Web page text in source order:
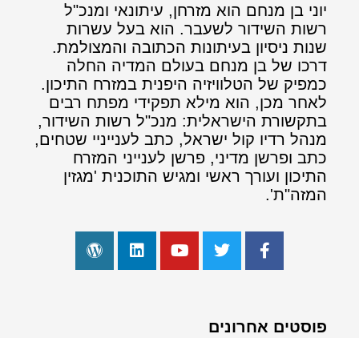
יוני בן מנחם הוא מזרחן, עיתונאי ומנכ"ל
רשות השידור לשעבר. הוא בעל עשרות
שנות ניסיון בעיתונות הכתובה והמצולמת.
דרכו של בן מנחם בעולם המדיה החלה
כמפיק של הטלוויזיה היפנית במזרח התיכון.
לאחר מכן, הוא מילא תפקידי מפתח רבים
בתקשורת הישראלית: מנכ"ל רשות השידור,
מנהל רדיו קול ישראל, כתב לענייניי שטחים,
כתב ופרשן מדיני, פרשן לענייני המזרח
התיכון ועורך ראשי ומגיש התוכנית 'מגזין
המזה"ת'.
פוסטים אחרונים